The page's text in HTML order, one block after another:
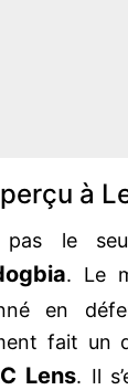
à
le
. Le
en
fait un
Lens. Il